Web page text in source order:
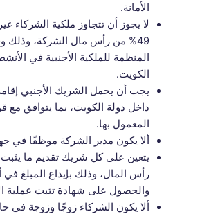
الأمانة.
لا يجوز أن تتجاوز ملكية الشركاء
49% من رأس مال الشركة، وذلك
المنظمة للملكية الأجنبية في
الكويت.
يجب أن يحمل الشريك الأجنبي
داخل دولة الكويت، بما يتوافق مع
المعمول بها.
ألا يكون مدير الشركة موظفًا في
يتعين على كل شريك تقديم ما
رأس المال، وذلك بإيداع المبلغ في
والحصول على شهادة تثبت عملية
ألا يكون الشركاء زوجًا وزوجة في